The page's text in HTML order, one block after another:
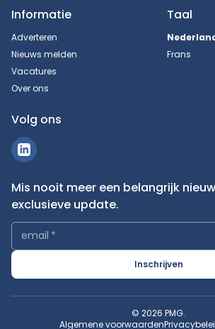
Informatie
Adverteren
Nieuws melden
Vacatures
Over ons
Taal
Frans
Volg ons
Mis nooit meer een belangrijk
exclusieve update.
email *
Inschrijven
© 2026 PMG.
Algemene voorwaarden